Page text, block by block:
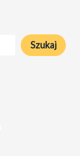
Szukaj